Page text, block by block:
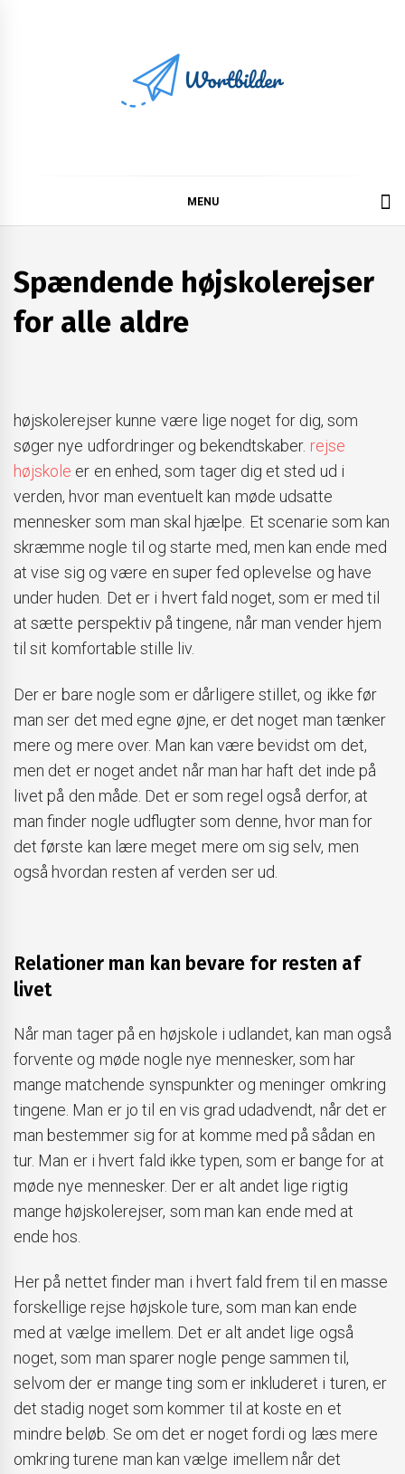
MENU
Spændende højskolerejser
for alle aldre
højskolerejser kunne være lige noget for dig, som
søger nye udfordringer og bekendtskaber. rejse
højskole er en enhed, som tager dig et sted ud i
verden, hvor man eventuelt kan møde udsatte
mennesker som man skal hjælpe. Et scenarie som kan
skræmme nogle til og starte med, men kan ende med
at vise sig og være en super fed oplevelse og have
under huden. Det er i hvert fald noget, som er med til
at sætte perspektiv på tingene, når man vender hjem
til sit komfortable stille liv.
Der er bare nogle som er dårligere stillet, og ikke før
man ser det med egne øjne, er det noget man tænker
mere og mere over. Man kan være bevidst om det,
men det er noget andet når man har haft det inde på
livet på den måde. Det er som regel også derfor, at
man finder nogle udflugter som denne, hvor man for
det første kan lære meget mere om sig selv, men
også hvordan resten af verden ser ud.
Relationer man kan bevare for resten af
livet
Når man tager på en højskole i udlandet, kan man også
forvente og møde nogle nye mennesker, som har
mange matchende synspunkter og meninger omkring
tingene. Man er jo til en vis grad udadvendt, når det er
man bestemmer sig for at komme med på sådan en
tur. Man er i hvert fald ikke typen, som er bange for at
møde nye mennesker. Der er alt andet lige rigtig
mange højskolerejser, som man kan ende med at
ende hos.
Her på nettet finder man i hvert fald frem til en masse
forskellige rejse højskole ture, som man kan ende
med at vælge imellem. Det er alt andet lige også
noget, som man sparer nogle penge sammen til,
selvom der er mange ting som er inkluderet i turen, er
det stadig noget som kommer til at koste en et
mindre beløb. Se om det er noget fordi og læs mere
omkring turene man kan vælge imellem når det